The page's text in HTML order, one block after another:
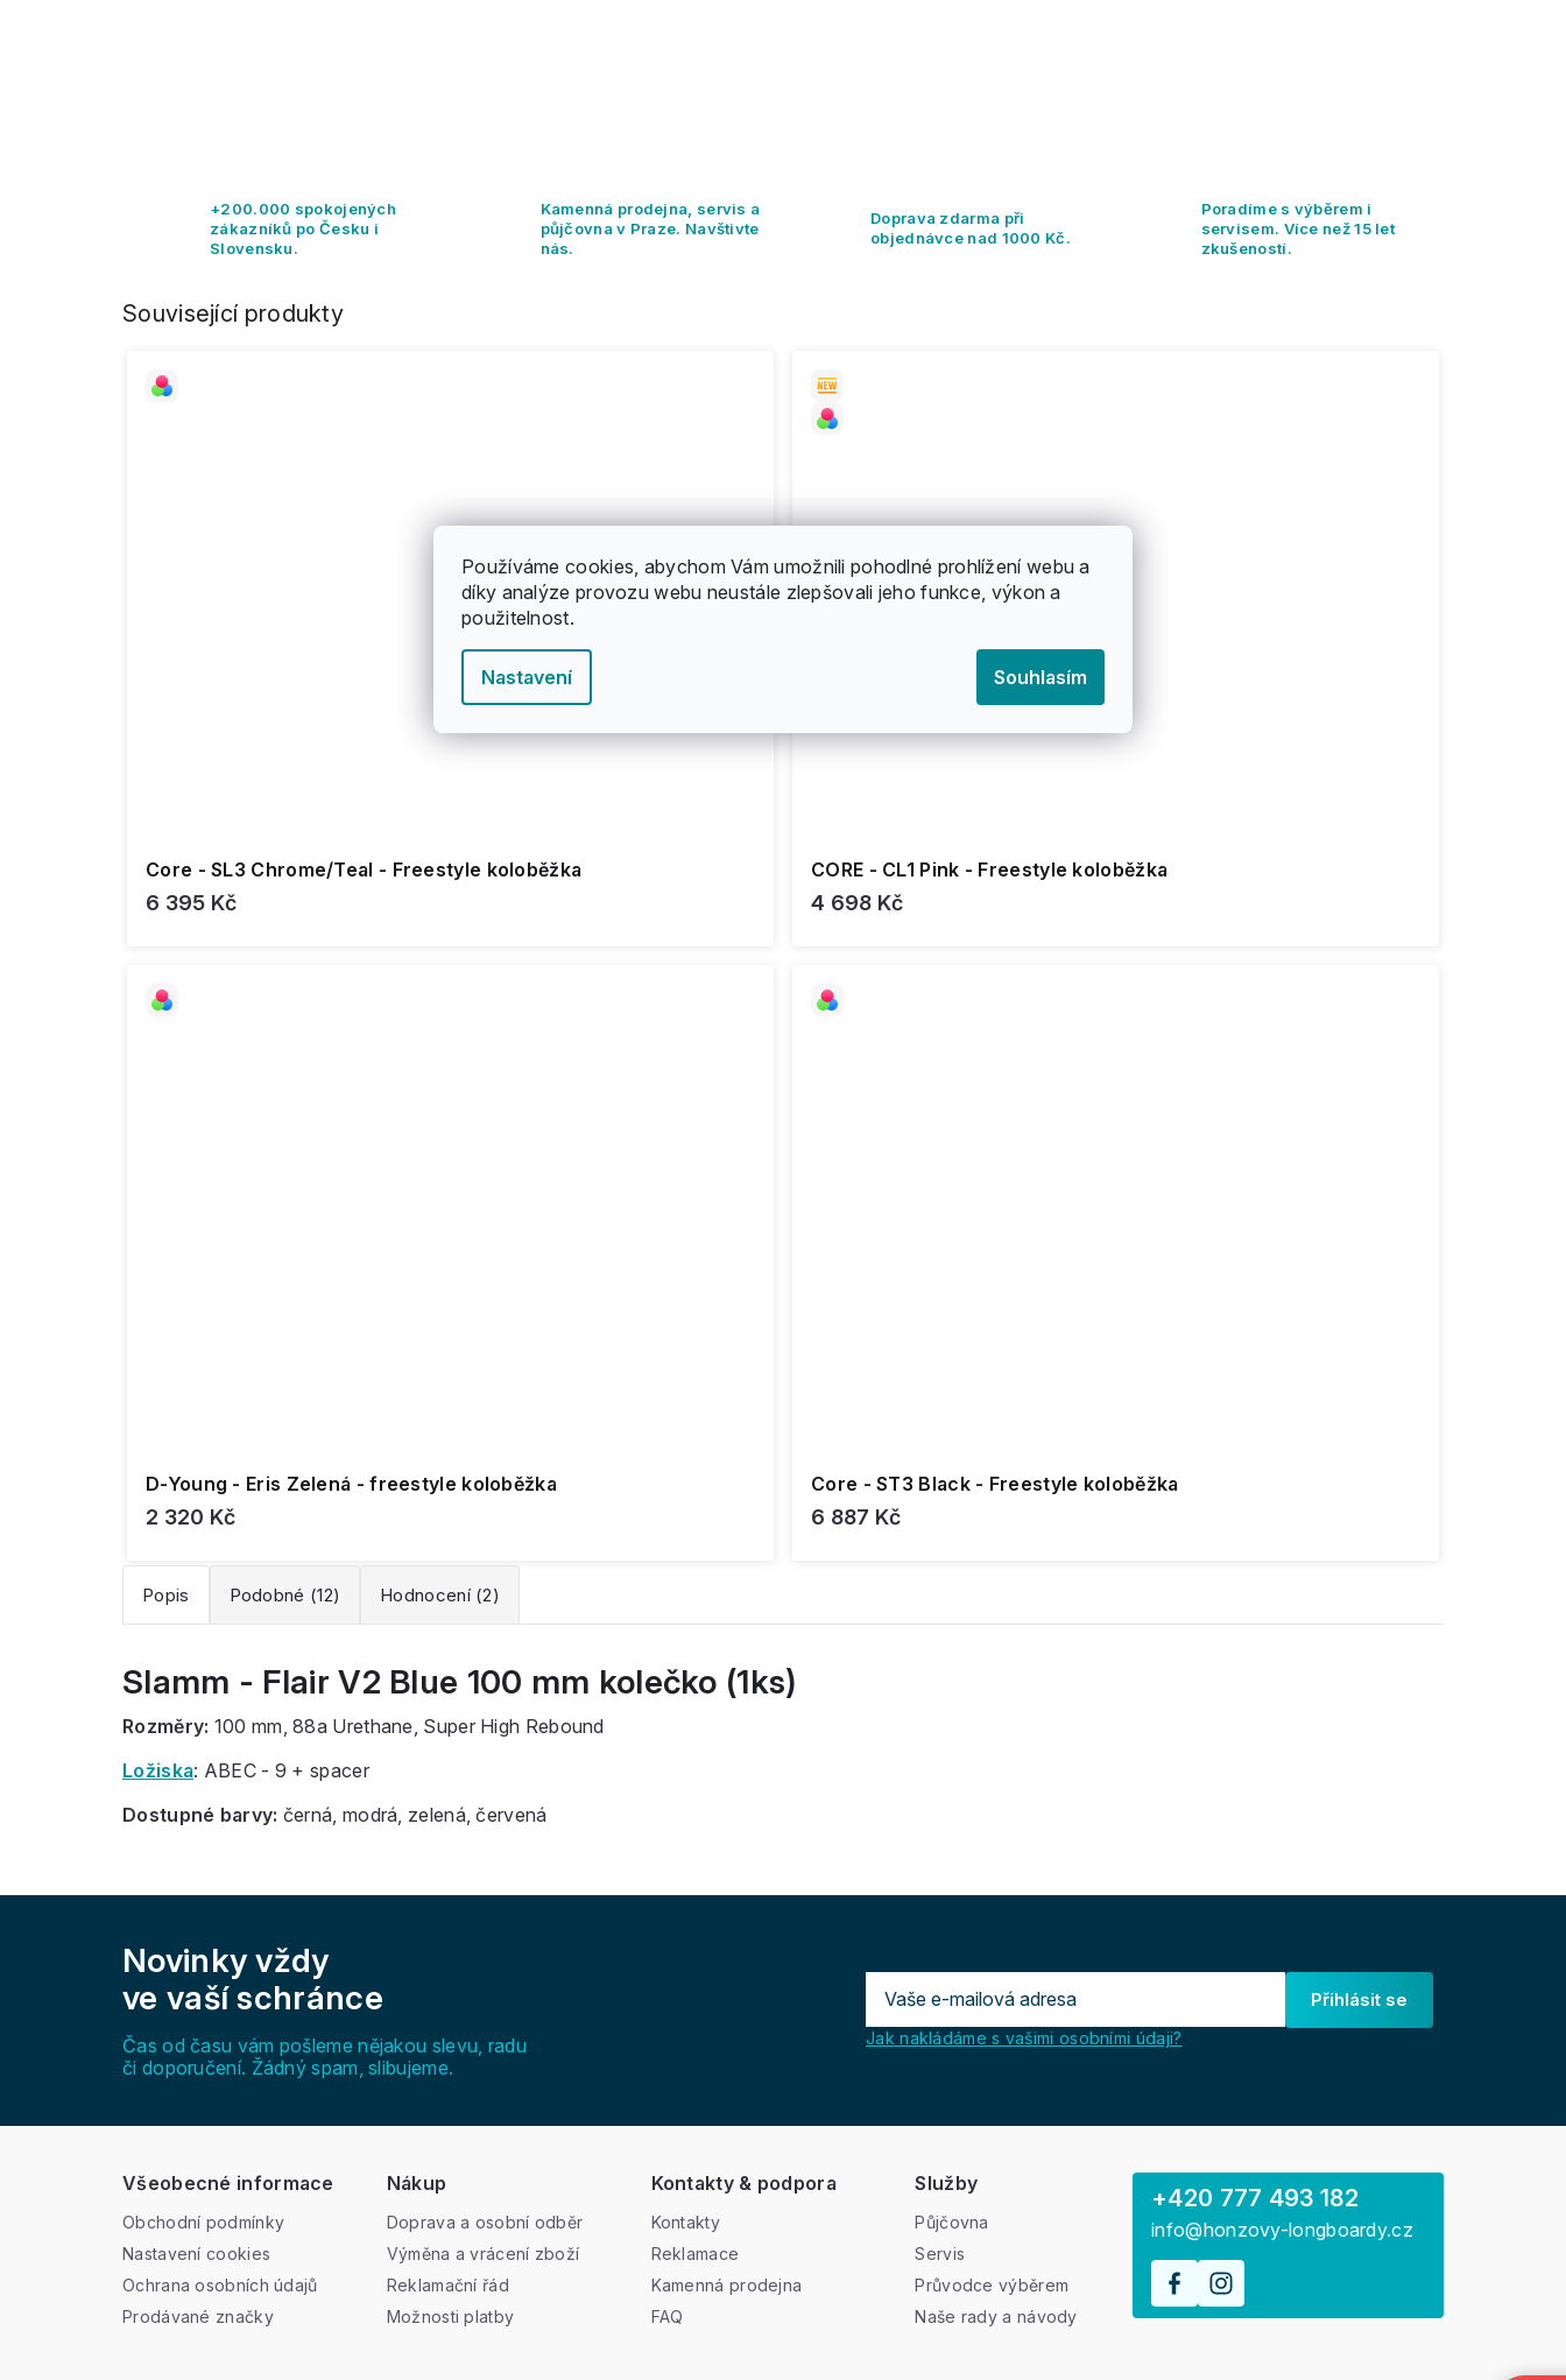
Používáme cookies, abychom Vám umožnili pohodlné prohlížení webu a
díky analýze provozu webu neustále zlepšovali jeho funkce, výkon a
použitelnost.
Nastavení Souhlasím
+200.000 spokojených
zákazníků po Česku i
Slovensku.
Kamenná prodejna, servis a
půjčovna v Praze. Navštivte
nás.
Doprava zdarma při
objednávce nad 1000 Kč.
Poradíme s výběrem i
servisem. Více než 15 let
zkušeností.
Související produkty
Core - SL3 Chrome/Teal - Freestyle koloběžka
6 395 Kč
CORE - CL1 Pink - Freestyle koloběžka
4 698 Kč
D-Young - Eris Zelená - freestyle koloběžka
2 320 Kč
Core - ST3 Black - Freestyle koloběžka
6 887 Kč
Popis Podobné (12) Hodnocení (2)
Slamm - Flair V2 Blue 100 mm kolečko (1ks)
Rozměry: 100 mm, 88a Urethane, Super High Rebound
Ložiska: ABEC - 9 + spacer
Dostupné barvy: černá, modrá, zelená, červená
Novinky vždy
ve vaší schránce
Čas od času vám pošleme nějakou slevu, radu
či doporučení. Žádný spam, slibujeme.
Přihlásit se
Jak nakládáme s vašimi osobními údaji?
Všeobecné informace
Obchodní podmínky
Nastavení cookies
Ochrana osobních údajů
Prodávané značky
Nákup
Doprava a osobní odběr
Výměna a vrácení zboží
Reklamační řád
Možnosti platby
Kontakty & podpora
Kontakty
Reklamace
Kamenná prodejna
FAQ
Služby
Půjčovna
Servis
Průvodce výběrem
Naše rady a návody
+420 777 493 182
info@honzovy-longboardy.cz